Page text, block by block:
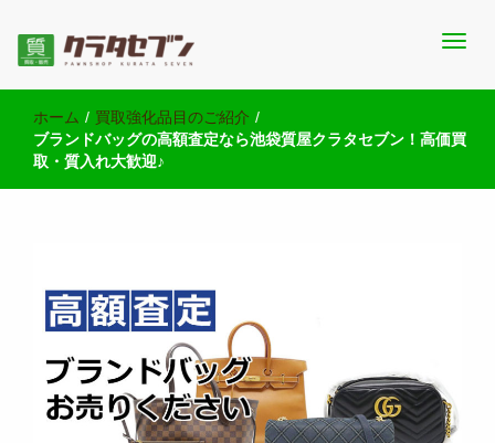
池袋の質屋クラタセブン 公式BLOG
績・販売商品情報や雑記をお届けします。
ホーム / 買取強化品目のご紹介 /
ブランドバッグの高額査定なら池袋質屋クラタセブン！高価買
取・質入れ大歓迎♪